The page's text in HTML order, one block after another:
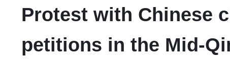
Protest with Chinese
petitions in the Mid-